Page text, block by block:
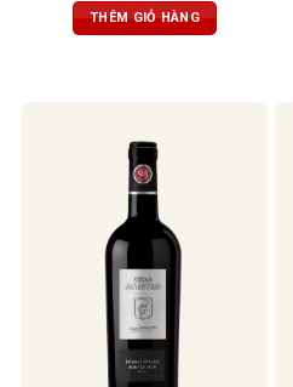
rượu mạnh mẽ, tròn đầy, tannin
mượt mà và hậu vị kéo dài ấm áp,
THÊM GIỎ HÀNG